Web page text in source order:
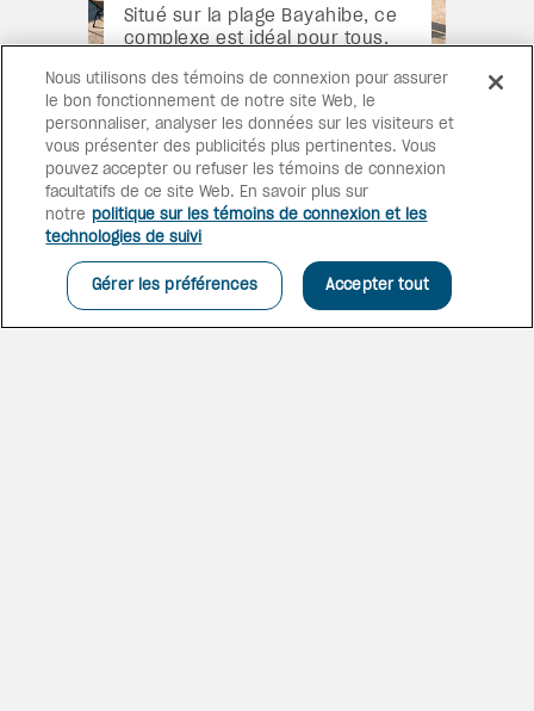
Situé sur la plage Bayahibe, ce
complexe est idéal pour tous,
détente ou l’aventure. L'endroit
parfait pour découvrir les
suites spa ou le centre de
plongée PADI.
Nous utilisons des témoins de connexion pour assurer
le bon fonctionnement de notre site Web, le
personnaliser, analyser les données sur les visiteurs et
vous présenter des publicités plus pertinentes. Vous
pouvez accepter ou refuser les témoins de connexion
facultatifs de ce site Web. En savoir plus sur
notre politique sur les témoins de connexion et les
technologies de suivi
Gérer les préférences Accepter tout